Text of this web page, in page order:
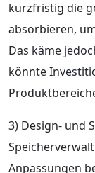
kurzfristig die
absorbieren,
Das käme
könnte
3) Design- und
Anpassungen